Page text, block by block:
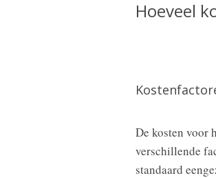
Hoeveel
De kosten voor
verschillende
standaard